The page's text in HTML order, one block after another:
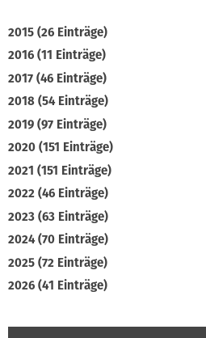
2015 (26 Einträge)
2016 (11 Einträge)
2017 (46 Einträge)
2018 (54 Einträge)
2019 (97 Einträge)
2020 (151 Einträge)
2021 (151 Einträge)
2022 (46 Einträge)
2023 (63 Einträge)
2024 (70 Einträge)
2025 (72 Einträge)
2026 (41 Einträge)